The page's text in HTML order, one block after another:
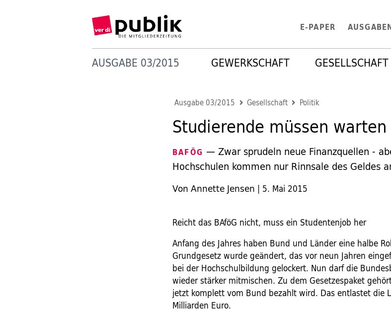
E-PAPER
AUSGABE 03/2015 GEWERKSCHAFT GESELLSCHAFT
Ausgabe 03/2015 Gesellschaft Politik
Studierende müssen warten
BAFÖG — Zwar sprudeln neue Finanzquellen -
Hochschulen kommen nur Rinnsale des Geldes
Von Annette Jensen | 5. Mai 2015
Reicht das BAföG nicht, muss ein Studentenjob her
Anfang des Jahres haben Bund und Länder eine halbe
Grundgesetz wurde geändert, das vor neun Jahren
bei der Hochschulbildung gelockert. Nun darf die
wieder stärker mitmischen. Zu dem Gesetzespaket
jetzt komplett vom Bund bezahlt wird. Das entlastet die
Milliarden Euro.